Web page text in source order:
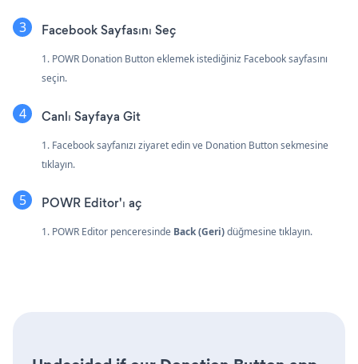
Facebook Sayfasını Seç
1. POWR Donation Button eklemek istediğiniz Facebook sayfasını
seçin.
Canlı Sayfaya Git
1. Facebook sayfanızı ziyaret edin ve Donation Button sekmesine
tıklayın.
POWR Editor'ı aç
1. POWR Editor penceresinde Back (Geri)düğmesine tıklayın.